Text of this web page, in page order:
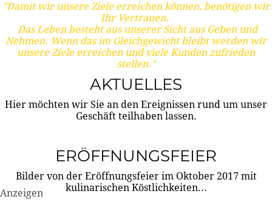
"Damit wir unsere Ziele erreichen können, benötigen wir
Ihr Vertrauen.
Das Leben besteht aus unserer Sicht aus Geben und
Nehmen. Wenn das im Gleichgewicht bleibt werden wir
unsere Ziele erreichen und viele Kunden zufrieden
stellen."
AKTUELLES
Hier möchten wir Sie an den Ereignissen rund um unser
Geschäft teilhaben lassen.
ERÖFFNUNGSFEIER
Bilder von der Eröffnungsfeier im Oktober 2017 mit
kulinarischen Köstlichkeiten...
Anzeigen